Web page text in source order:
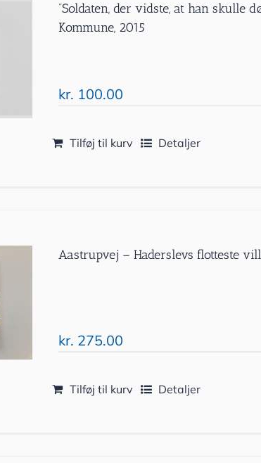
”Soldaten, der vidste, at han skulle
Kommune, 2015
kr. 100.00
Tilføj til kurv Detaljer
Aastrupvej – Haderslevs flotteste
kr. 275.00
Tilføj til kurv Detaljer